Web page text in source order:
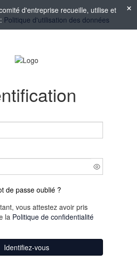
d'entreprise recueille, utilise et
Politique d'utilisation des données
de passe oublié ?
vous attestez avoir pris
la Politique de confidentialité
Identifiez-vous